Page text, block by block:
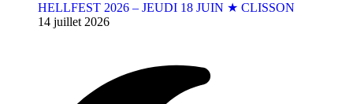
HELLFEST 2026 – JEUDI 18 JUIN ★ CLISSON
14 juillet 2026